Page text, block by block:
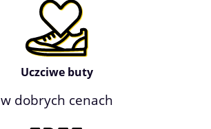
Uczciwe buty
w dobrych cenach